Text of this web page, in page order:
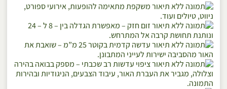
משקפת מתאימה להופעות, אירועי ספורט,
ניווט, טיולים ועוד.
זום חזק
– מאפשרת הגדלה בין – 8 ל – 24
ונותנת תחושת קרבה אל המתרחש.
עדשה קדמית בקוטר 25 מ”מ
– שואבת את
האור מהסביבה ישירות לעייני המתבונן.
ציפוי עדשות רב שכבתי – מספק בבואה בהירה
וצלולה, מגביר את העברת האור, עיבוד הצבעים, הניגודיות ובהירות
התמונה.